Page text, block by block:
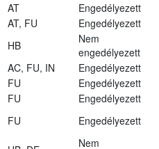
AT
Engedélyezett
AT, FU
Engedélyezett
HB
Nem
engedélyezett
AC, FU, IN
Engedélyezett
FU
Engedélyezett
FU
Engedélyezett
FU Engedélyezett
Nem